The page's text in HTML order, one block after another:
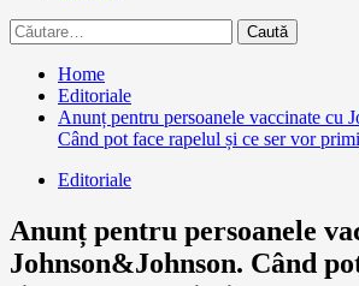
Caută
după:
Home
Editoriale
Anunț pentru persoanele vaccinate cu
Când pot face rapelul și ce ser vor primi
Editoriale
Anunț pentru persoanele
Johnson&Johnson. Când